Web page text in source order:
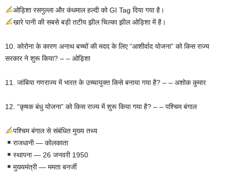
ओड़िशा रसगुल्ला और कंधमाल हल्दी को GI Tag दिया गया है।
खारे पानी की सबसे बड़ी तटीय झील चिल्का झील ओड़िशा में है।
10. कोरोना के कारण अनाथ बच्चों की मदद के लिए “आशीर्वाद योजना” को किस राज्य
सरकार ने शुरू किया? – – ओड़िशा
11. जांबिया गणराज्य में भारत के उच्चायुक्त किसे बनाया गया है? – – अशोक कुमार
12. “कृषक बंधु योजना” को किस राज्य में शुरू किया गया है? – – पश्चिम बंगाल
पश्चिम बंगाल से संबंधित मुख्य तथ्य
राजधानी — कोलकाता
स्थापना — 26 जनवरी 1950
मुख्यमंत्री — ममता बनर्जी